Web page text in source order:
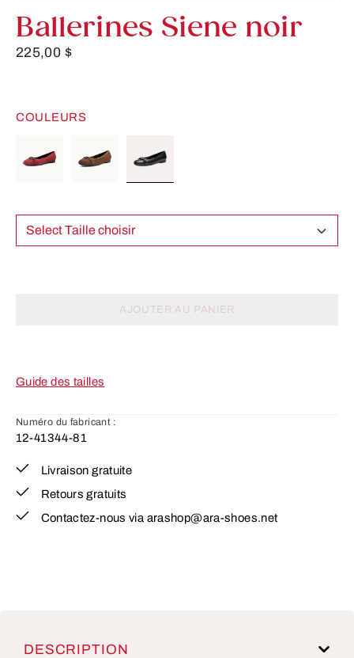
Ballerines Siene noir
225,00 $
COULEURS
Select Taille choisir
AJOUTER AU PANIER
Guide des tailles
Numéro du fabricant :
12-41344-81
Livraison gratuite
Retours gratuits
Contactez-nous via arashop@ara-shoes.net
DESCRIPTION